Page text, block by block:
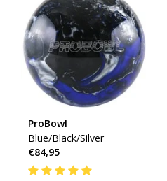
ProBowl
Blue/Black/Silver
€84,95